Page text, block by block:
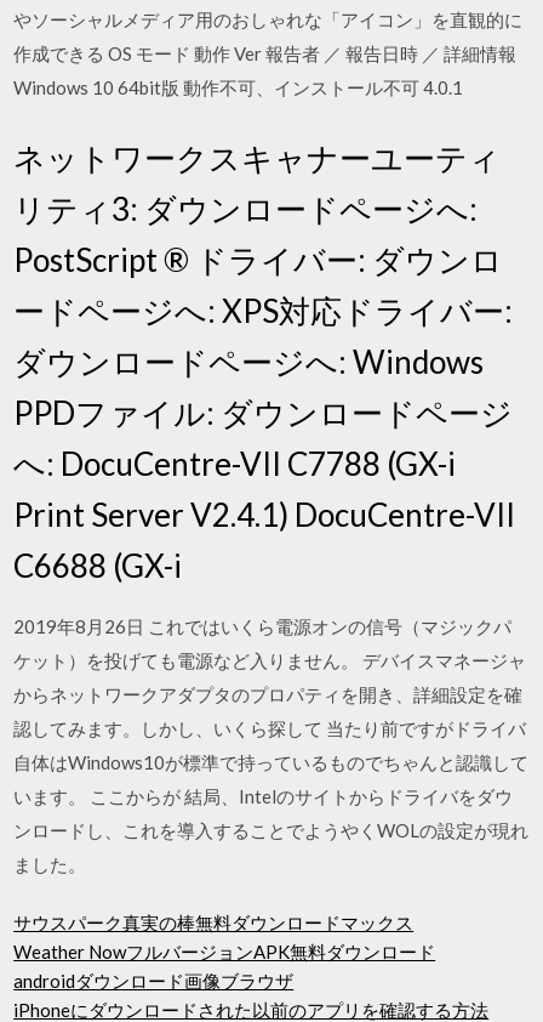
やソーシャルメディア用のおしゃれな「アイコン」を直観的に
作成できる OS モード 動作 Ver 報告者 ／ 報告日時 ／ 詳細情報
Windows 10 64bit版 動作不可、インストール不可 4.0.1
ネットワークスキャナーユーティ
リティ3: ダウンロードページへ:
PostScript ® ドライバー: ダウンロ
ードページへ: XPS対応ドライバー:
ダウンロードページへ: Windows
PPDファイル: ダウンロードページ
へ: DocuCentre-VII C7788 (GX-i
Print Server V2.4.1) DocuCentre-VII
C6688 (GX-i
2019年8月26日 これではいくら電源オンの信号（マジックパ
ケット）を投げても電源など入りません。 デバイスマネージャ
からネットワークアダプタのプロパティを開き、詳細設定を確
認してみます。しかし、いくら探して 当たり前ですがドライバ
自体はWindows10が標準で持っているものでちゃんと認識して
います。 ここからが 結局、Intelのサイトからドライバをダウ
ンロードし、これを導入することでようやくWOLの設定が現れ
ました。
サウスパーク真実の棒無料ダウンロードマックス
Weather NowフルバージョンAPK無料ダウンロード
androidダウンロード画像ブラウザ
iPhoneにダウンロードされた以前のアプリを確認する方法